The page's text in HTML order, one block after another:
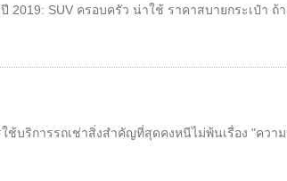
2019: SUV ครอบครัว น่าใช้ ราคาสบายกระเป๋า
ช้บริการรถเช่าสิ่งสำคัญที่สุดคงหนีไม่พ้นเรื่อง "คว